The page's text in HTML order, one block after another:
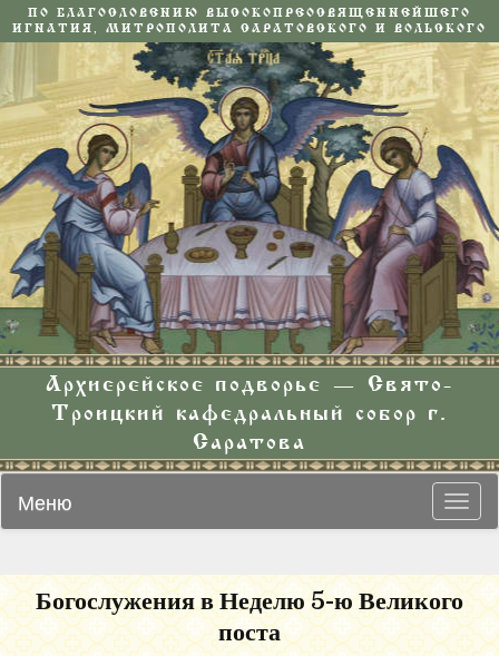
ПО БЛАГОСЛОВЕНИЮ ВЫСОКОПРЕОСВЯЩЕННЕЙШЕГО
ИГНАТИЯ, МИТРОПОЛИТА САРАТОВСКОГО И ВОЛЬСКОГО
Архиерейское подворье — Свято-
Троицкий кафедральный собор г.
Саратова
Меню
Богослужения в Неделю 5-ю Великого
поста